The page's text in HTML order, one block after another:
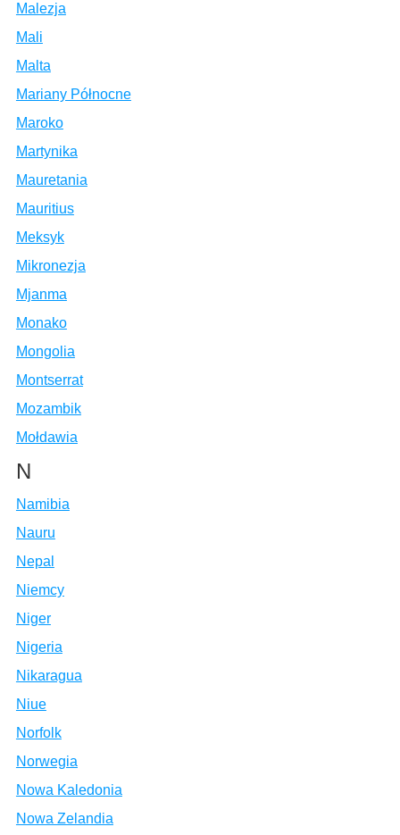
Malezja
Mali
Malta
Mariany Północne
Maroko
Martynika
Mauretania
Mauritius
Meksyk
Mikronezja
Mjanma
Monako
Mongolia
Montserrat
Mozambik
Mołdawia
N
Namibia
Nauru
Nepal
Niemcy
Niger
Nigeria
Nikaragua
Niue
Norfolk
Norwegia
Nowa Kaledonia
Nowa Zelandia